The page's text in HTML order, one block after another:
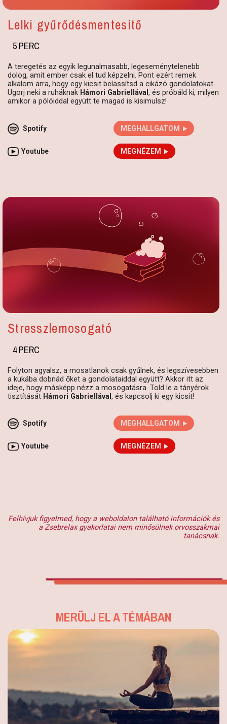
Lelki gyűrődésmentesítő
5 PERC
A teregetés az egyik legunalmasabb, legeseménytelenebb
dolog, amit ember csak el tud képzelni. Pont ezért remek
alkalom arra, hogy egy kicsit belassítsd a cikázó gondolatokat.
Ugorj neki a ruháknak Hámori Gabriellával, és próbáld ki, milyen
amikor a pólóiddal együtt te magad is kisimulsz!
Spotify MEGHALLGATOM
Youtube MEGNÉZEM
Stresszlemosogató
4 PERC
Folyton agyalsz, a mosatlanok csak gyűlnek, és legszívesebben
a kukába dobnád őket a gondolataiddal együtt? Akkor itt az
ideje, hogy másképp nézz a mosogatásra. Told le a tányérok
tisztítását Hámori Gabriellával , és kapcsolj ki egy kicsit!
Spotify MEGHALLGATOM
Youtube MEGNÉZEM
Felhívjuk figyelmed, hogy a weboldalon található információk és
a Zsebrelax gyakorlatai nem minősülnek orvosszakmai
tanácsnak.
MERÜLJ EL A TÉMÁBAN